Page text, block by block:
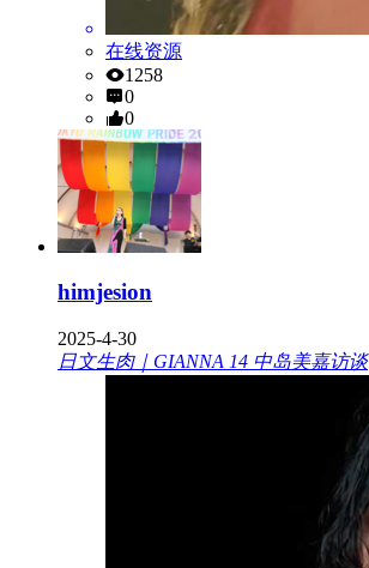
在线资源
1258
0
0
himjesion
2025-4-30
日文生肉｜GIANNA 14 中岛美嘉访谈